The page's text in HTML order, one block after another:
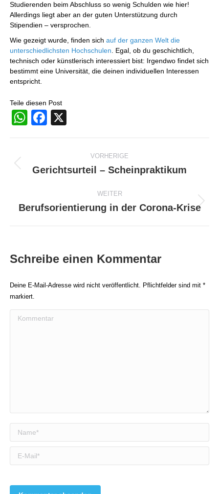
Studierenden beim Abschluss so wenig Schulden wie hier!
Allerdings liegt aber an der guten Unterstützung durch
Stipendien – versprochen.
Wie gezeigt wurde, finden sich auf der ganzen Welt die
unterschiedlichsten Hochschulen . Egal, ob du geschichtlich,
technisch oder künstlerisch interessiert bist: Irgendwo findet sich
bestimmt eine Universität, die deinen individuellen Interessen
entspricht.
Teile diesen Post
WhatsApp
Facebook
VORHERIGE
Vorheriger
Gerichtsurteil – Scheinpraktikum
WEITER
Nächster
Berufsorientierung in der Corona-Krise
Schreibe einen Kommentar
Deine E-Mail-Adresse wird nicht veröffentlicht. Pflichtfelder sind mit *
markiert.
Kommentar
Name *
E-Mail *